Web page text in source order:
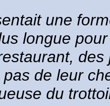
une
longue
de leur
du